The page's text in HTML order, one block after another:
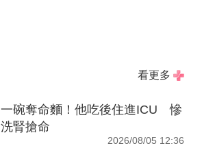
看更多
一碗奪命麵！他吃後住進ICU 慘
洗腎搶命
2026/08/05 12:36